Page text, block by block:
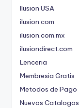
Ilusion USA
ilusion.com
ilusion.com.mx
ilusiondirect.com
Lenceria
Membresia Gratis
Metodos de Pago
Nuevos Catalogos